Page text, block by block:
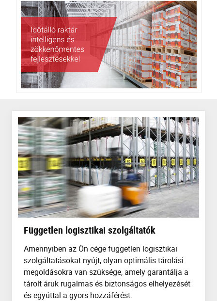
Független logisztikai szolgáltatók
Amennyiben az Ön cége független logisztikai
szolgáltatásokat nyújt, olyan optimális tárolási
megoldásokra van szüksége, amely garantálja a
tárolt áruk rugalmas és biztonságos elhelyezését
és egyúttal a gyors hozzáférést.